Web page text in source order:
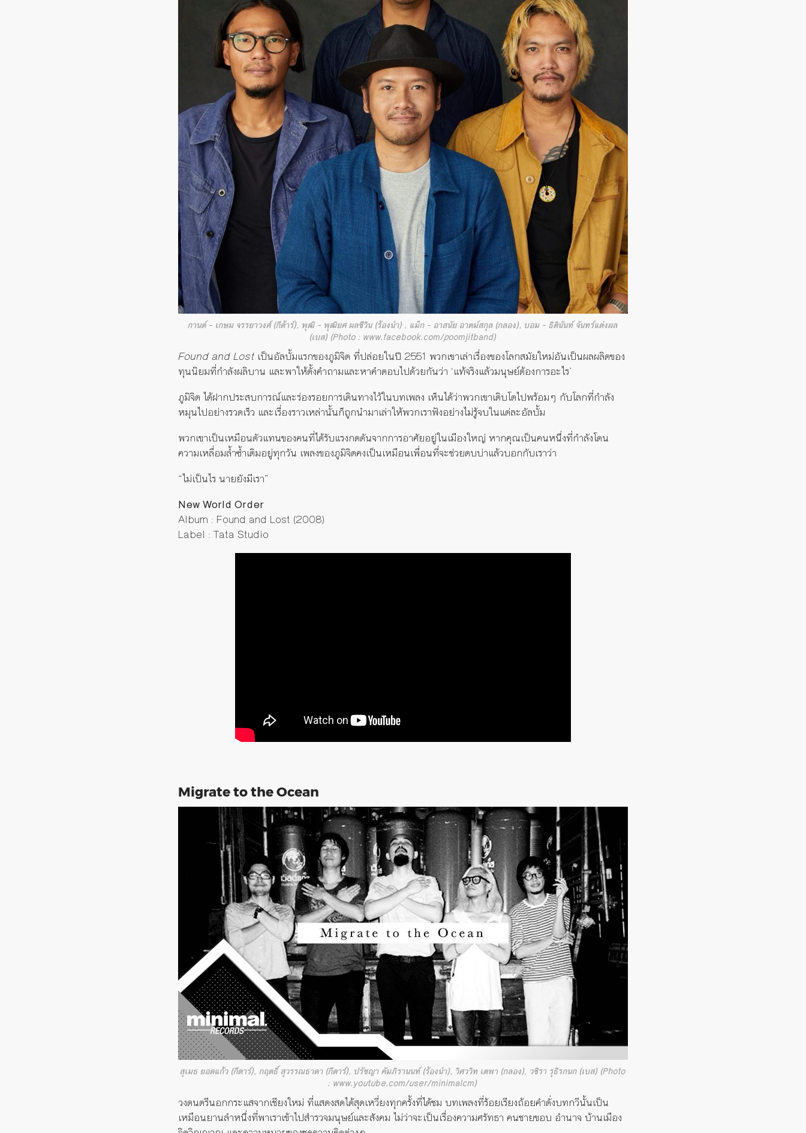
กานต์ – เกษม จรรยาวงศ์ (กีต้าร์), พุฒิ – พุฒิยศ ผลชีวิน (ร้องนำ) , แม็ก – อาสนัย อาตม์สกุล (กลอง), บอม – ธิตินันท์ จันทร์แต่งผล
(เบส) (Photo : www.facebook.com/poomjitband)
Found and Lostเป็นอัลบั้มแรกของภูมิจิต ที่ปล่อยในปี 2551 พวกเขาเล่าเรื่องของโลกสมัยใหม่อันเป็นผลผลิตของ
ทุนนิยมที่กำลังผลิบาน และพาให้ตั้งคำถามและหาคำตอบไปด้วยกันว่า ‘แท้จริงแล้วมนุษย์ต้องการอะไร’
ภูมิจิต ได้ฝากประสบการณ์และร่องรอยการเดินทางไว้ในบทเพลง เห็นได้ว่าพวกเขาเติบโตไปพร้อมๆ กับโลกที่กำลัง
หมุนไปอย่างรวดเร็ว และเรื่องราวเหล่านั้นก็ถูกนำมาเล่าให้พวกเราฟังอย่างไม่รู้จบในแต่ละอัลบั้ม
พวกเขาเป็นเหมือนตัวแทนของคนที่ได้รับแรงกดดันจากการอาศัยอยู่ในเมืองใหญ่ หากคุณเป็นคนหนึ่งที่กำลังโดน
ความเหลื่อมล้ำซ้ำเติมอยู่ทุกวัน เพลงของภูมิจิตคงเป็นเหมือนเพื่อนที่จะช่วยตบบ่าแล้วบอกกับเราว่า
“ไม่เป็นไร นายยังมีเรา”
New World Order
Album : Found and Lost (2008)
Label : Tata Studio
Migrate to the Ocean
สุเมธ ยอดแก้ว (กีตาร์), กฤตธิ์ สุวรรณธาดา (กีตาร์), ปรัชญา คัมภิรานนท์ (ร้องนำ), วิศววิท เตพา (กลอง), วชิรา รุธิรกนก (เบส) (Photo
: www.youtube.com/user/minimalcm)
วงดนตรีนอกกระแสจากเชียงใหม่ ที่แสดงสดได้สุดเหวี่ยงทุกครั้งที่ได้ชม บทเพลงที่ร้อยเรียงถ้อยคำดั่งบทกวีนั้นเป็น
เหมือนยานลำหนึ่งที่พาเราเข้าไปสำรวจมนุษย์และสังคม ไม่ว่าจะเป็นเรื่องความศรัทธา คนชายขอบ อำนาจ บ้านเมือง